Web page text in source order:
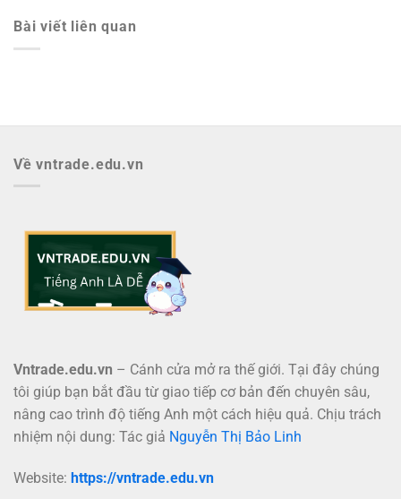
Bài viết liên quan
Về vntrade.edu.vn
Vntrade.edu.vn – Cánh cửa mở ra thế giới. Tại đây chúng
tôi giúp bạn bắt đầu từ giao tiếp cơ bản đến chuyên sâu,
nâng cao trình độ tiếng Anh một cách hiệu quả. Chịu trách
nhiệm nội dung: Tác giả Nguyễn Thị Bảo Linh
Website: https://vntrade.edu.vn